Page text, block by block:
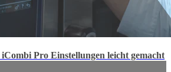
Pro Einstellungen leicht gemacht